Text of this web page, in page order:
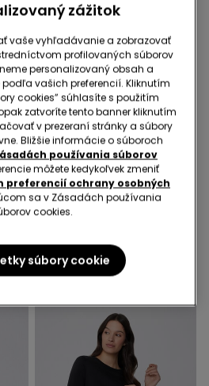
-50%
3 produkty | -70%
2 Farba v zľave
Bavlny
9,99 € 4,99 € -50%
zážitok
vaše vyhľadávanie a zobrazovať
profilovaných súborov
personalizovaný obsah a
vašich preferencií. Kliknutím
cookies” súhlasíte s použitím
zatvoríte tento banner kliknutím
v prezeraní stránky a súbory
Bližšie informácie o súboroch
používania súborov
môžete kedykoľvek zmeniť
preferencií ochrany osobných
sa v Zásadách používania
cookies.
súbory cookie